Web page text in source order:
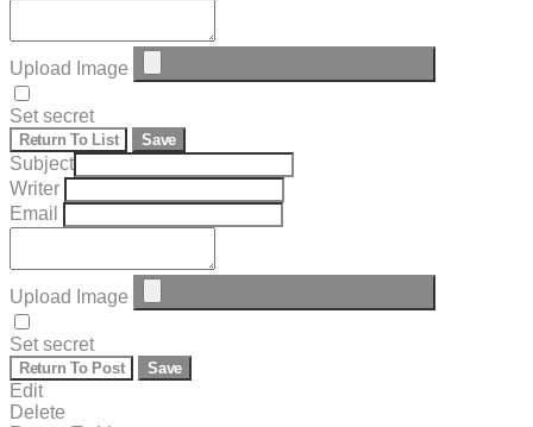
Upload Image
Set secret
Return To List Save
Subject
Writer
Email
Upload Image
Set secret
Return To Post Save
Edit
Delete